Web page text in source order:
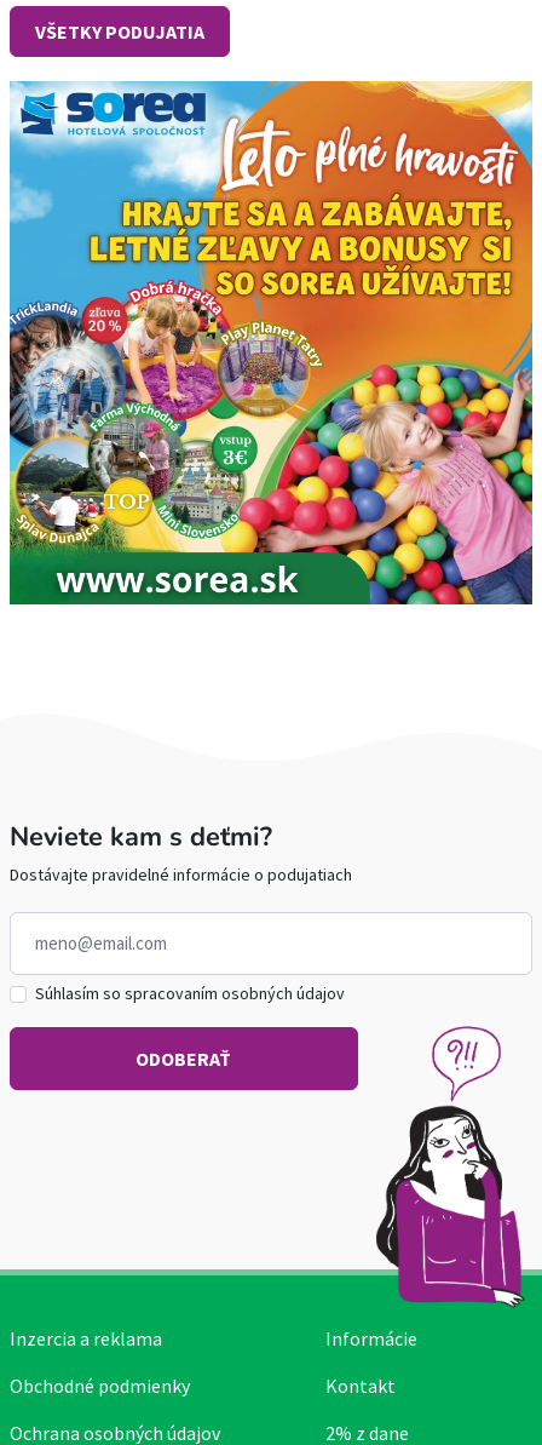
VŠETKY PODUJATIA
Neviete kam s deťmi?
Dostávajte pravidelné informácie o podujatiach
Súhlasím so spracovaním osobných údajov
Inzercia a reklama
Obchodné podmienky
Ochrana osobných údajov
Informácie
Kontakt
2% z dane